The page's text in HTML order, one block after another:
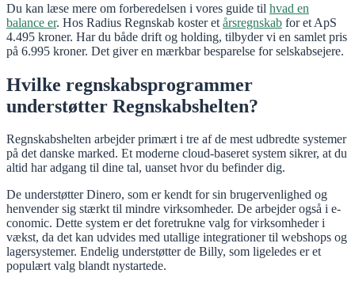
Du kan læse mere om forberedelsen i vores guide til hvad en
balance er. Hos Radius Regnskab koster et årsregnskab for et ApS
4.495 kroner. Har du både drift og holding, tilbyder vi en samlet pris
på 6.995 kroner. Det giver en mærkbar besparelse for selskabsejere.
Hvilke regnskabsprogrammer
understøtter Regnskabshelten?
Regnskabshelten arbejder primært i tre af de mest udbredte systemer
på det danske marked. Et moderne cloud-baseret system sikrer, at du
altid har adgang til dine tal, uanset hvor du befinder dig.
De understøtter Dinero, som er kendt for sin brugervenlighed og
henvender sig stærkt til mindre virksomheder. De arbejder også i e-
conomic. Dette system er det foretrukne valg for virksomheder i
vækst, da det kan udvides med utallige integrationer til webshops og
lagersystemer. Endelig understøtter de Billy, som ligeledes er et
populært valg blandt nystartede.